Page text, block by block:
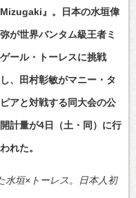
Mizugaki』。日本の水垣偉
弥が世界バンタム級王者ミ
ゲール・トーレスに挑戦
し、田村彰敏がマニー・タ
ピアと対戦する同大会の公
開計量が4日（土・同）に行
われた。
水垣×トーレス。日本人初